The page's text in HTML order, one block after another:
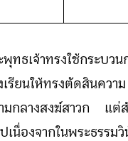
พุทธเจ้าทรงใช้กระบว
รียนให้ทรงตัดสินค
มกลางสงฆ์สาวก แต่
นื่องจากในพระธรรม